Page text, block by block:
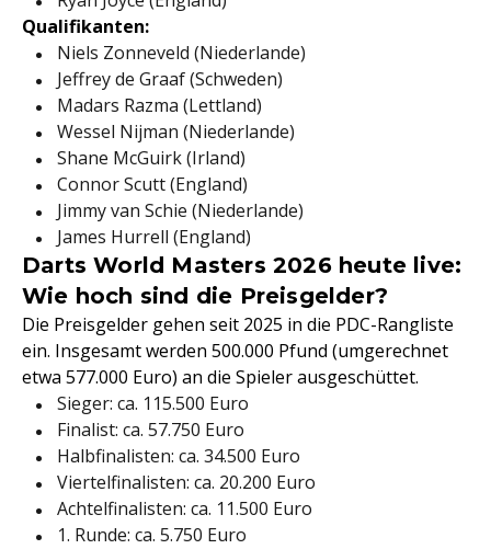
Qualifikanten:
Niels Zonneveld (Niederlande)
Jeffrey de Graaf (Schweden)
Madars Razma (Lettland)
Wessel Nijman (Niederlande)
Shane McGuirk (Irland)
Connor Scutt (England)
Jimmy van Schie (Niederlande)
James Hurrell (England)
Darts World Masters 2026 heute live:
Wie hoch sind die Preisgelder?
Die Preisgelder gehen seit 2025 in die PDC-Rangliste
ein. Insgesamt werden 500.000 Pfund (umgerechnet
etwa 577.000 Euro) an die Spieler ausgeschüttet.
Sieger: ca. 115.500 Euro
Finalist: ca. 57.750 Euro
Halbfinalisten: ca. 34.500 Euro
Viertelfinalisten: ca. 20.200 Euro
Achtelfinalisten: ca. 11.500 Euro
1. Runde: ca. 5.750 Euro